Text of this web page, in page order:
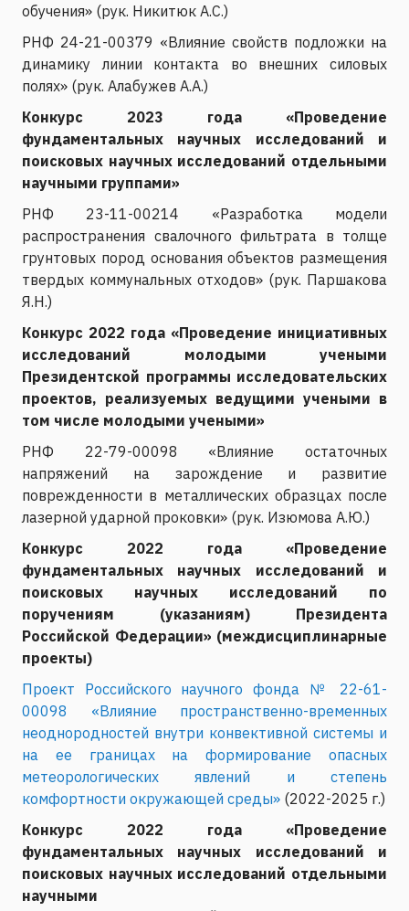
обучения» (рук. Никитюк А.С.)
РНФ 24-21-00379 «Влияние свойств подложки на
динамику линии контакта во внешних силовых
полях» (рук. Алабужев А.А.)
Конкурс 2023 года «Проведение
фундаментальных научных исследований и
поисковых научных исследований отдельными
научными группами»
РНФ 23-11-00214 «Разработка модели
распространения свалочного фильтрата в толще
грунтовых пород основания объектов размещения
твердых коммунальных отходов» (рук. Паршакова
Я.Н.)
Конкурс 2022 года «Проведение инициативных
исследований молодыми учеными
Президентской программы исследовательских
проектов, реализуемых ведущими учеными в
том числе молодыми учеными»
РНФ 22-79-00098 «Влияние остаточных
напряжений на зарождение и развитие
поврежденности в металлических образцах после
лазерной ударной проковки» (рук. Изюмова А.Ю.)
Конкурс 2022 года «Проведение
фундаментальных научных исследований и
поисковых научных исследований по
поручениям (указаниям) Президента
Российской Федерации» (междисциплинарные
проекты)
Проект Российского научного фонда № 22-61-
00098 «Влияние пространственно-временных
неоднородностей внутри конвективной системы и
на ее границах на формирование опасных
метеорологических явлений и степень
комфортности окружающей среды» (2022-2025 г.)
Конкурс 2022 года «Проведение
фундаментальных научных исследований и
поисковых научных исследований отдельными
научными